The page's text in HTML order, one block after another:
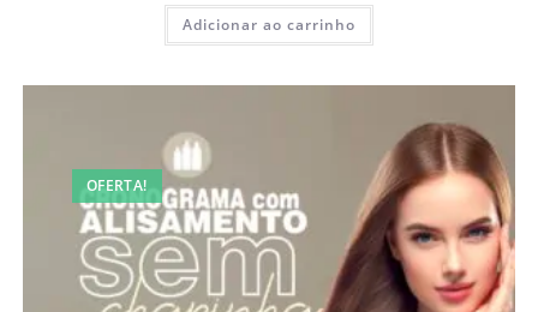
Adicionar ao carrinho
OFERTA!